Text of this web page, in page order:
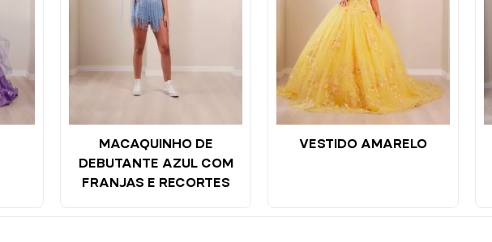
MACAQUINHO DE
DEBUTANTE AZUL COM
FRANJAS E RECORTES
VESTIDO AMARELO